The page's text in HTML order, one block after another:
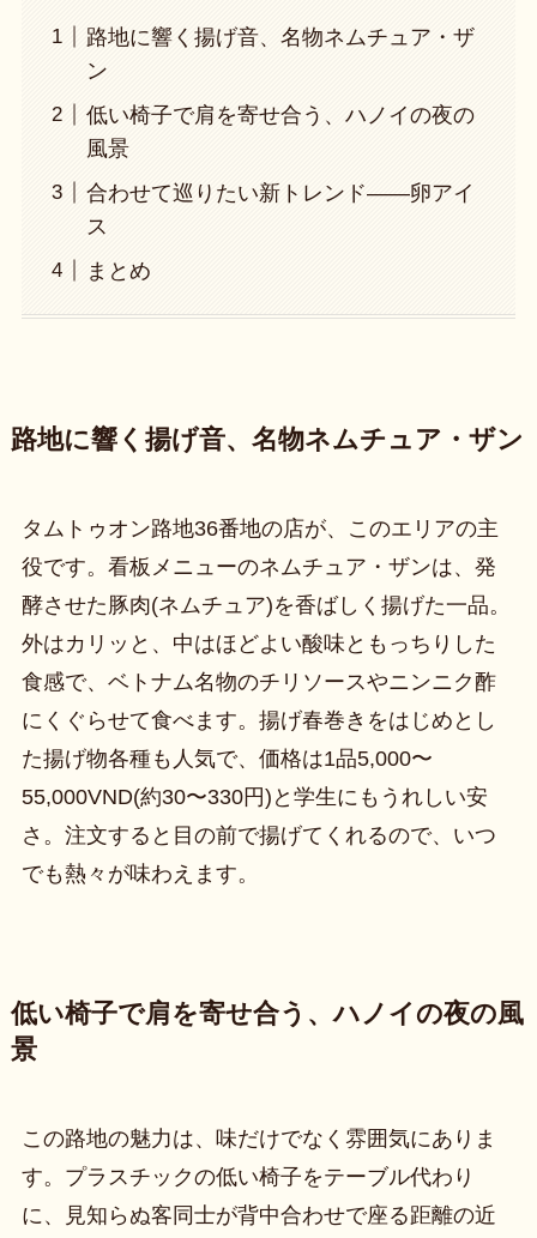
路地に響く揚げ音、名物ネムチュア・ザ
ン
低い椅子で肩を寄せ合う、ハノイの夜の
風景
合わせて巡りたい新トレンド——卵アイ
ス
まとめ
路地に響く揚げ音、名物ネムチュア・ザン
タムトゥオン路地36番地の店が、このエリアの主
役です。看板メニューのネムチュア・ザンは、発
酵させた豚肉(ネムチュア)を香ばしく揚げた一品。
外はカリッと、中はほどよい酸味ともっちりした
食感で、ベトナム名物のチリソースやニンニク酢
にくぐらせて食べます。揚げ春巻きをはじめとし
た揚げ物各種も人気で、価格は1品5,000〜
55,000VND(約30〜330円)と学生にもうれしい安
さ。注文すると目の前で揚げてくれるので、いつ
でも熱々が味わえます。
低い椅子で肩を寄せ合う、ハノイの夜の風
景
この路地の魅力は、味だけでなく雰囲気にありま
す。プラスチックの低い椅子をテーブル代わり
に、見知らぬ客同士が背中合わせで座る距離の近